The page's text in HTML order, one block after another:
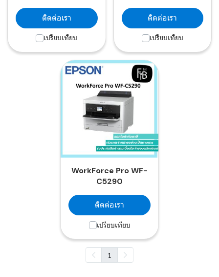
ติดต่อเรา
เปรียบเทียบ
ติดต่อเรา
เปรียบเทียบ
WorkForce Pro WF-
C5290
ติดต่อเรา
เปรียบเทียบ
1